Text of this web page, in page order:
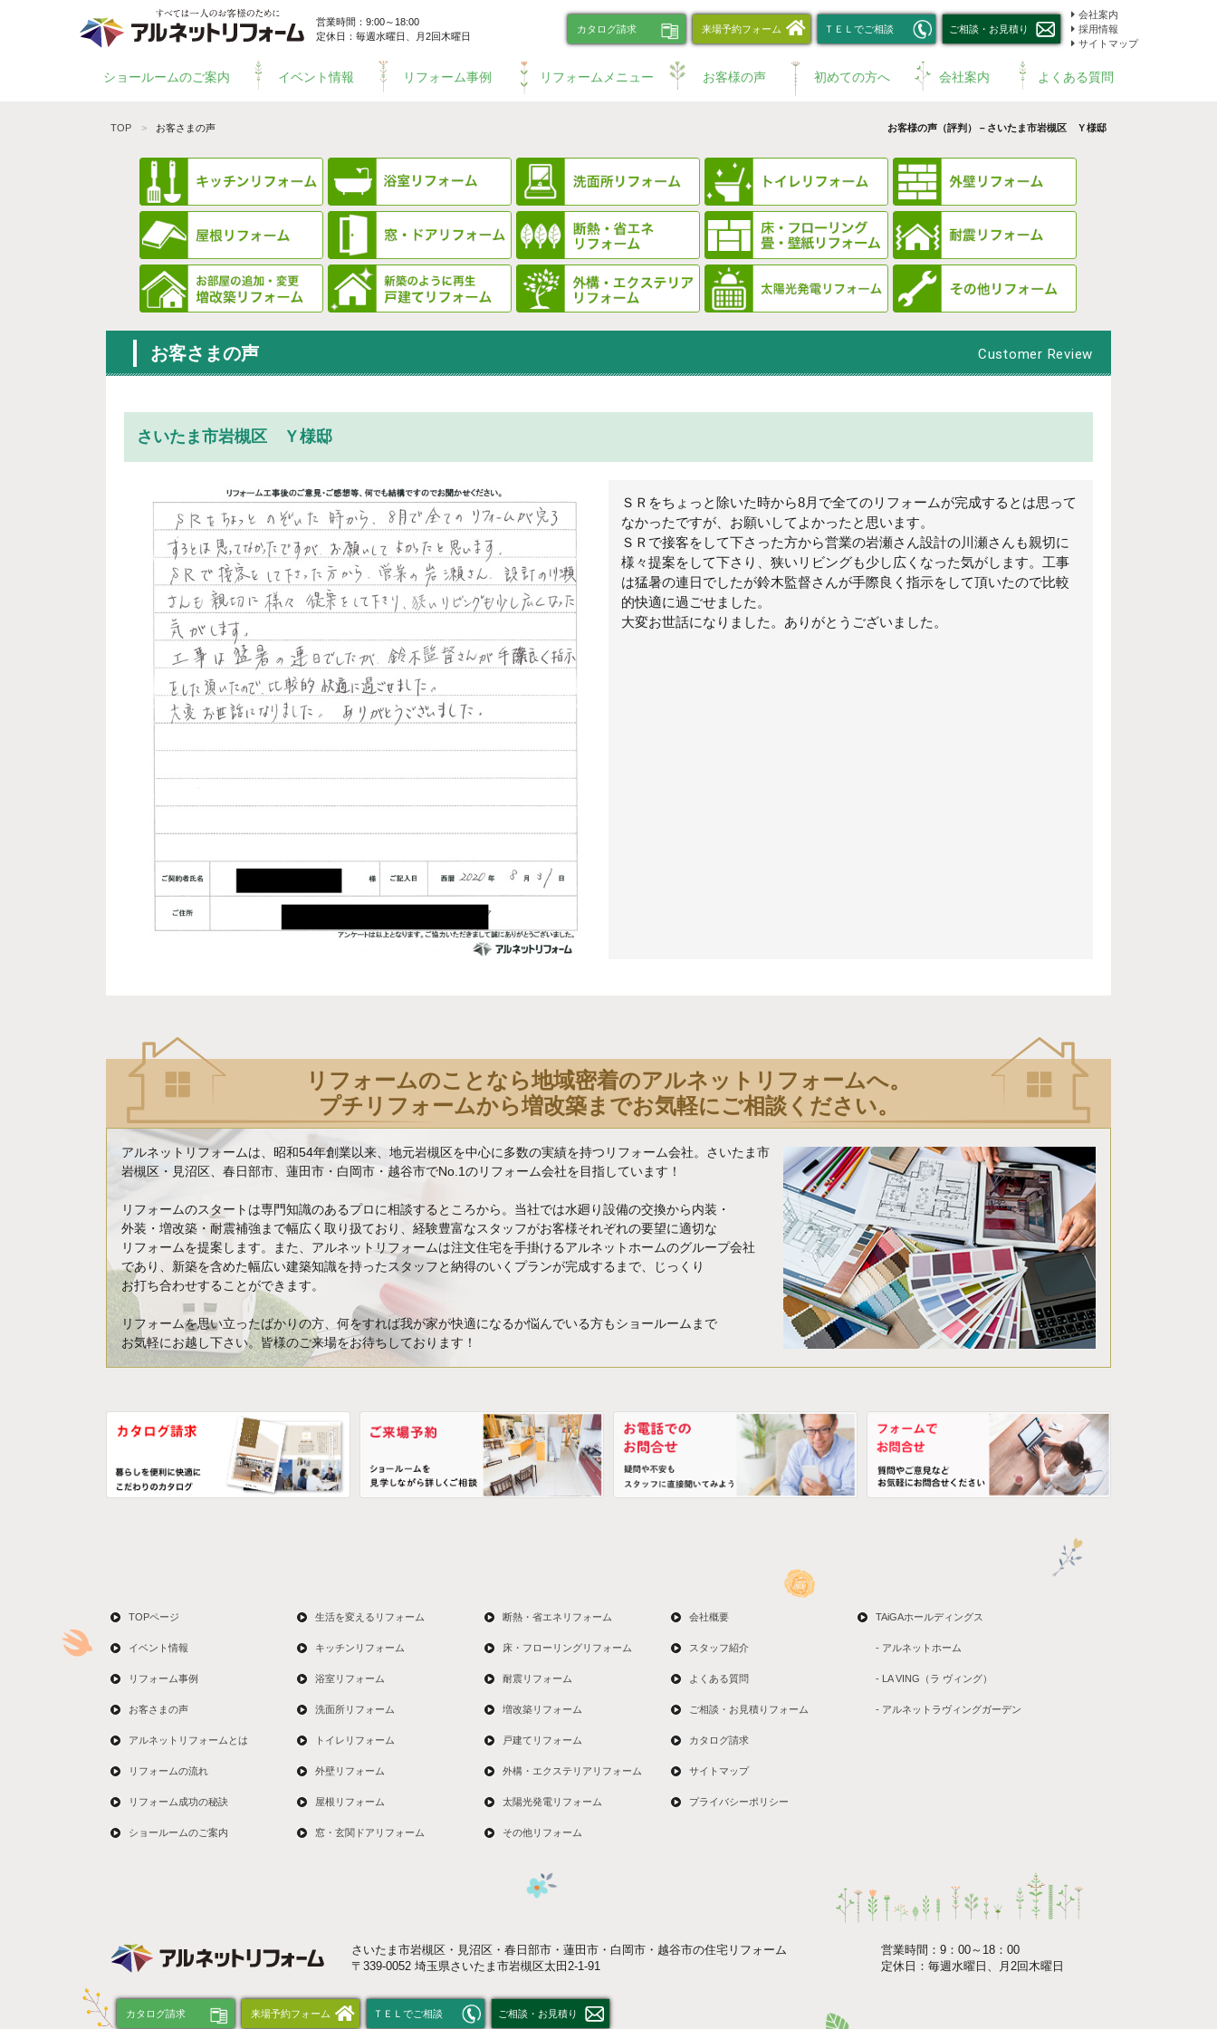
営業時間：9:00～18:00
定休日：毎週水曜日、
月2回木曜日
カタログ請求 来場予約フォーム ＴＥＬでご相談 ご相談・お見積り
会社案内
採用情報
サイトマップ
ショールームのご案内 イベント情報 リフォーム事例 リフォームメニュー お客様の声 初めての方へ 会社案内 よくある質問
お客様の声（評判）－さいたま市岩槻区 Ｙ様邸
TOP お客さまの声
お客さまの声 Customer Review
さいたま市岩槻区 Ｙ様邸
ＳＲをちょっと除いた時から8月で全てのリフォームが完成するとは思って
なかったですが、お願いしてよかったと思います。
ＳＲで接客をして下さった方から営業の岩瀬さん設計の川瀬さんも親切に
様々提案をして下さり、狭いリビングも少し広くなった気がします。工事
は猛暑の連日でしたが鈴木監督さんが手際良く指示をして頂いたので比較
的快適に過ごせました。
大変お世話になりました。ありがとうございました。
リフォームのことなら地域密着のアルネットリフォームへ。
プチリフォームから増改築までお気軽にご相談ください。
アルネットリフォームは、昭和54年創業以来、地元岩槻区を中心に多数の実績を持つリフォーム会社。さいたま市
岩槻区・見沼区、春日部市、蓮田市・白岡市・越谷市でNo.1のリフォーム会社を目指しています！
リフォームのスタートは専門知識のあるプロに相談するところから。当社では水廻り設備の交換から内装・
外装・増改築・耐震補強まで幅広く取り扱ており、経験豊富なスタッフがお客様それぞれの要望に適切な
リフォームを提案します。また、アルネットリフォームは注文住宅を手掛けるアルネットホームのグループ会社
であり、新築を含めた幅広い建築知識を持ったスタッフと納得のいくプランが完成するまで、じっくり
お打ち合わせすることができます。
リフォームを思い立ったばかりの方、何をすれば我が家が快適になるか悩んでいる方もショールームまで
お気軽にお越し下さい。皆様のご来場をお待ちしております！
TOPページ
イベント情報
リフォーム事例
お客さまの声
アルネットリフォームとは
リフォームの流れ
リフォーム成功の秘訣
ショールームのご案内
生活を変えるリフォーム
キッチンリフォーム
浴室リフォーム
洗面所リフォーム
トイレリフォーム
外壁リフォーム
屋根リフォーム
窓・玄関ドアリフォーム
断熱・省エネリフォーム
床・フローリングリフォーム
耐震リフォーム
増改築リフォーム
戸建てリフォーム
外構・エクステリアリフォーム
太陽光発電リフォーム
その他リフォーム
会社概要
スタッフ紹介
よくある質問
ご相談・お見積りフォーム
カタログ請求
サイトマップ
プライバシーポリシー
TAiGAホールディングス
- アルネットホーム
- LA VING（ラ ヴィング）
- アルネットラヴィングガーデン
さいたま市岩槻区・見沼区・春日部市・蓮田市・白岡市・越谷市の住宅リフォーム
〒339-0052 埼玉県さいたま市岩槻区太田2-1-91
営業時間：9：00～18：00
定休日：毎週水曜日、月2回木曜日
カタログ請求 来場予約フォーム ＴＥＬでご相談 ご相談・お見積り